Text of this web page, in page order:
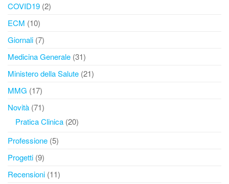
COVID19 (2)
ECM (10)
Giornali (7)
Medicina Generale (31)
Ministero della Salute (21)
MMG (17)
Novità (71)
Pratica Clinica (20)
Professione (5)
Progetti (9)
Recensioni (11)